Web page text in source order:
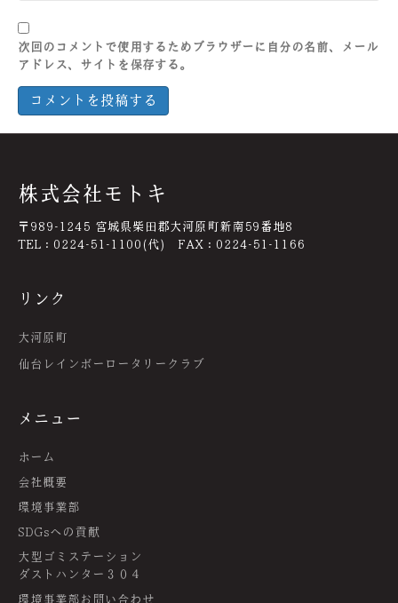
次回のコメントで使用するためブラウザーに自分の名前、メール
アドレス、サイトを保存する。
株式会社モトキ
〒989-1245 宮城県柴田郡大河原町新南59番地8
TEL：0224-51-1100(代) FAX：0224-51-1166
リンク
大河原町
仙台レインボーロータリークラブ
メニュー
ホーム
会社概要
環境事業部
SDGsへの貢献
大型ゴミステーション
ダストハンター３０４
環境事業部お問い合わせ